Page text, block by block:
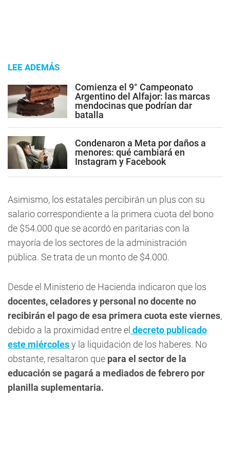
LEE ADEMÁS
Comienza el 9° Campeonato
Argentino del Alfajor: las marcas
mendocinas que podrían dar
batalla
Condenaron a Meta por daños a
menores: qué cambiará en
Instagram y Facebook
Asimismo, los estatales percibirán un plus con su
salario correspondiente a la primera cuota del bono
de $54.000 que se acordó en paritarias con la
mayoría de los sectores de la administración
pública. Se trata de un monto de $4.000.
Desde el Ministerio de Hacienda indicaron que los
docentes, celadores y personal no docente no
recibirán el pago de esa primera cuota este viernes,
debido a la proximidad entre el decreto publicado
este miércolesy la liquidación de los haberes. No
obstante, resaltaron que para el sector de la
educación se pagará a mediados de febrero por
planilla suplementaria.